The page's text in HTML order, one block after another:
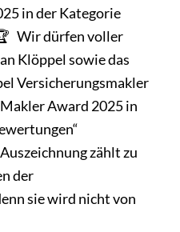
in der Kategorie
Wir dürfen voller
Klöppel sowie das
Versicherungsmakler
Award 2025 in
zählt zu
der
sie wird nicht von